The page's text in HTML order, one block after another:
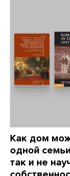
Как дом
одной
так и не